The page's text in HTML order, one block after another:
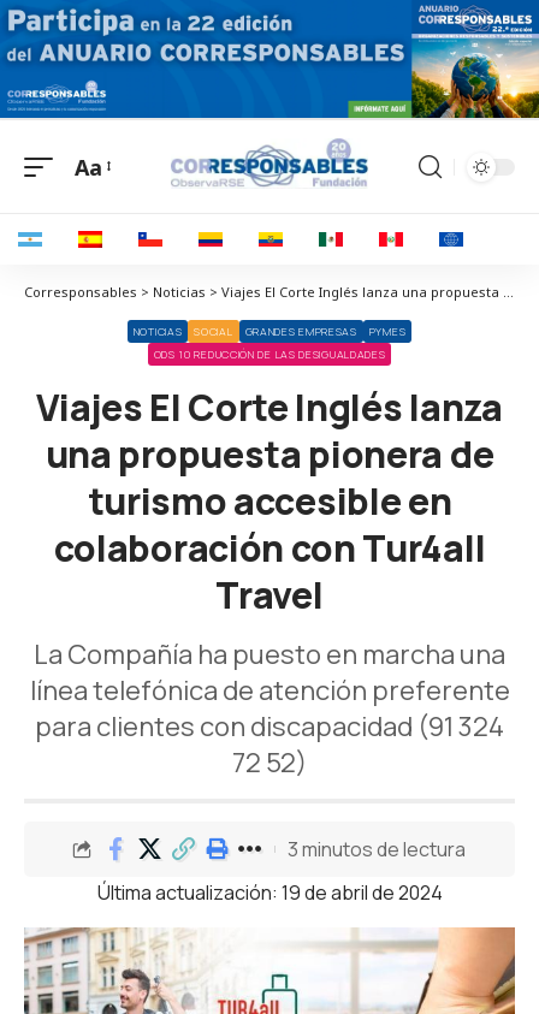
Aa
Corresponsables > Noticias > Viajes El Corte Inglés lanza una propuesta pionera de turismo accesible en colaboración con Tur4all Travel
NOTICIAS SOCIAL GRANDES EMPRESAS
PYMES
ODS 10 REDUCCIÓN DE LAS DESIGUALDADES
Viajes El Corte Inglés lanza
una propuesta pionera de
turismo accesible en
colaboración con Tur4all
Travel
La Compañía ha puesto en marcha una
línea telefónica de atención preferente
para clientes con discapacidad (91 324
72 52)
Última actualización: 19 de abril de 2024
3 minutos de lectura